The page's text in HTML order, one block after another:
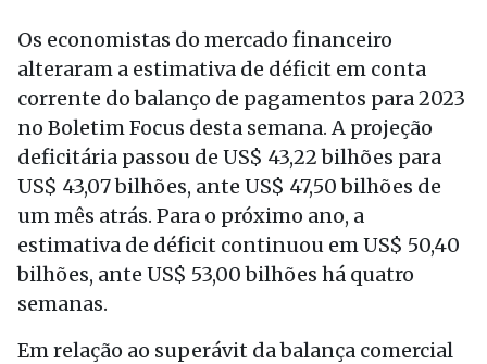
Os economistas do mercado financeiro
alteraram a estimativa de déficit em conta
corrente do balanço de pagamentos para 2023
no Boletim Focus desta semana. A projeção
deficitária passou de US$ 43,22 bilhões para
US$ 43,07 bilhões, ante US$ 47,50 bilhões de
um mês atrás. Para o próximo ano, a
estimativa de déficit continuou em US$ 50,40
bilhões, ante US$ 53,00 bilhões há quatro
semanas.
Em relação ao superávit da balança comercial